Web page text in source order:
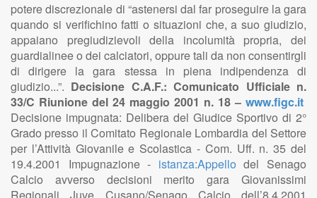
potere discrezionale di “astenersi dal far proseguire la gara
quando si verifichino fatti o situazioni che, a suo giudizio,
appaiano pregiudizievoli della incolumità propria, dei
guardialinee o dei calciatori, oppure tali da non consentirgli
di dirigere la gara stessa in piena indipendenza di
giudizio...”. Decisione C.A.F.: Comunicato Ufficiale n.
33/C Riunione del 24 maggio 2001 n. 18 – www.figc.it
Decisione impugnata: Delibera del Giudice Sportivo di 2°
Grado presso il Comitato Regionale Lombardia del Settore
per l’Attività Giovanile e Scolastica - Com. Uff. n. 35 del
19.4.2001 Impugnazione - istanza:Appello del Senago
Calcio avverso decisioni merito gara Giovanissimi